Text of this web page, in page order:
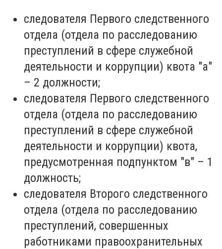
следователя Первого следственного
отдела (отдела по расследованию
преступлений в сфере служебной
деятельности и коррупции) квота "а"
– 2 должности;
следователя Первого следственного
отдела (отдела по расследованию
преступлений в сфере служебной
деятельности и коррупции) квота,
предусмотренная подпунктом "в" – 1
должность;
следователя Второго следственного
отдела (отдела по расследованию
преступлений, совершенных
работниками правоохранительных